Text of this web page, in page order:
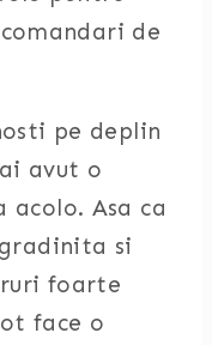
de
pe deplin
avut o
acolo. Asa ca
si
foarte
face o